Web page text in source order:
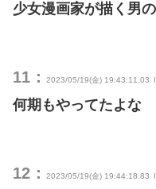
少女漫画家が描く男
11： 2023/05/19(金) 19:43:11.03
何期もやってたよな
12： 2023/05/19(金) 19:44:18.83